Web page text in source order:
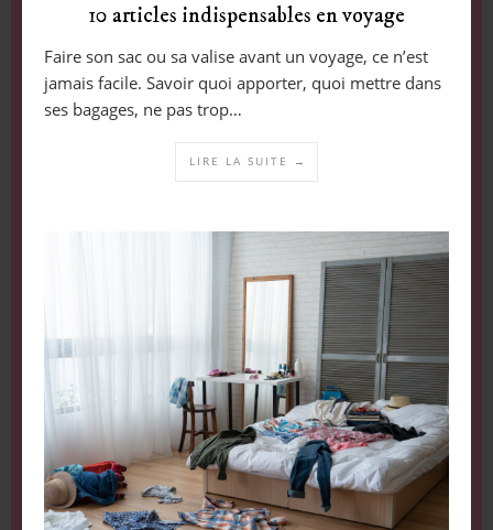
10 articles indispensables en voyage
Faire son sac ou sa valise avant un voyage, ce n’est
jamais facile. Savoir quoi apporter, quoi mettre dans
ses bagages, ne pas trop…
LIRE LA SUITE →